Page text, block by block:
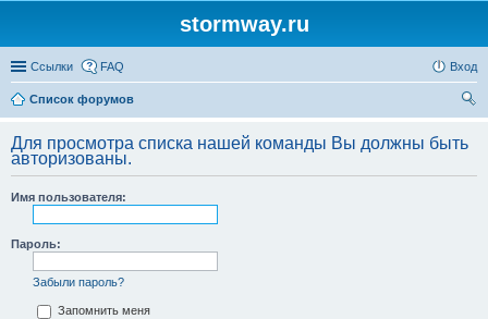
stormway.ru
Ссылки FAQ Вход
Список форумов
ск
Для просмотра списка нашей команды Вы должны быть
авторизованы.
Имя пользователя:
Пароль:
Забыли пароль?
Запомнить меня